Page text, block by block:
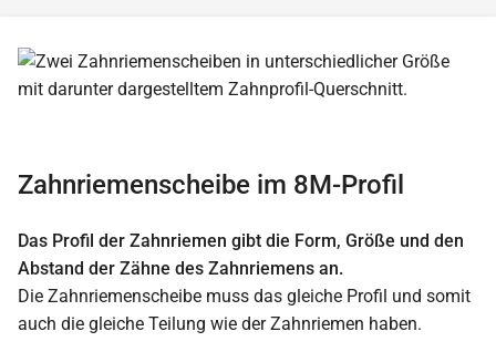
Zahnriemenscheibe im 8M-Profil
Das Profil der Zahnriemen gibt die Form, Größe und den
Abstand der Zähne des Zahnriemens an.
Die Zahnriemenscheibe muss das gleiche Profil und somit
auch die gleiche Teilung wie der Zahnriemen haben.